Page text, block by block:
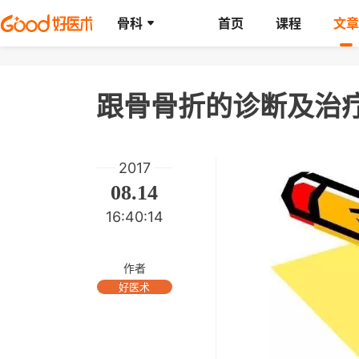
骨科 首页 课程 文章
跟骨骨折的诊断及治
2017
08.14
16:40:14
作者
好医术